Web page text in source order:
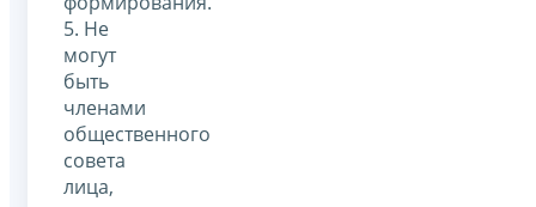
5. Не
могут
быть
членами
общественного
совета
лица,